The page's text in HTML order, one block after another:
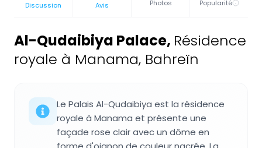
Discussion Avis Photos Popularité
Al-Qudaibiya Palace, Résidence
royale à Manama, Bahreïn
Le Palais Al-Qudaibiya est la résidence
royale à Manama et présente une
façade rose clair avec un dôme en